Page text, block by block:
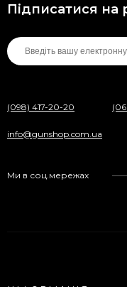
Підписатися на
(098) 417-20-20
info@gunshop.com.ua
Ми в соц.мережах